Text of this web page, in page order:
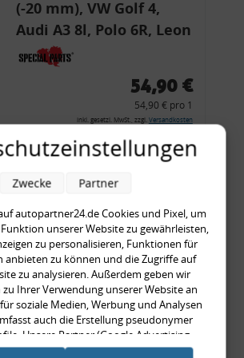
(-20 mm), VW Golf 4,
Audi A3 8l, Polo 6R, Leon
54,90 €
54,90 € pro 1
inkl. gesetzl. MwSt., zzgl. Versandkosten
Merkzettel
Zum Artikel
Rückleuchtenband mit
Blinker, rot, US-Ecken,
Audi 80 Cabrio, Typ 89,
OE-Nr.: 8G0945225 +
8G0945225C
999,99 €
autopartner24.de Cookies und Pixel, um
unserer Website zu gewährleisten,
zu personalisieren, Funktionen für
anbieten zu können und die Zugriffe auf
zu analysieren. Außerdem geben wir
Ihrer Verwendung unserer Website an
soziale Medien, Werbung und Analysen
auch die Erstellung pseudonymer
Unsere Partner (Google Advertising
diese Informationen möglicherweise mit
Zwecke Partner